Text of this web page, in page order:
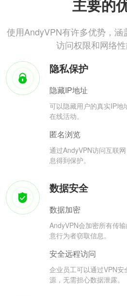
主要的
使用AndyVPN有许多优势，涵
访问权限和网络
隐私保护
隐藏IP地址
可以隐藏用户的真实IP地
在线活动。
匿名浏览
通过AndyVPN访问互联
息得到保护。
数据安全
数据加密
AndyVPN会加密所有传
意行为者窃取信息。
安全远程访问
企业员工可以通过VPN
源，无需担心数据泄露。